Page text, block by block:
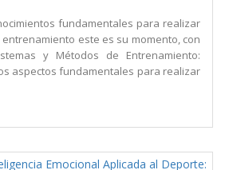
fundamentales para realizar
este es su momento, con
y Métodos de Entrenamiento:
aspectos fundamentales para realizar